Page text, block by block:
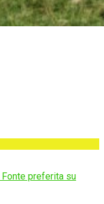
Fonte preferita su